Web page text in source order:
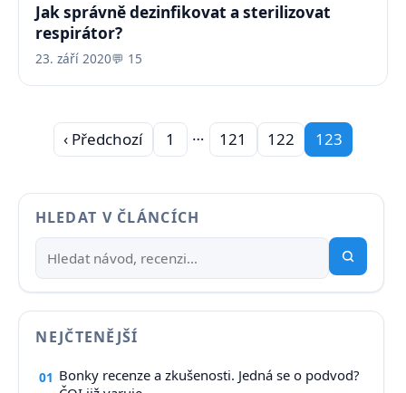
Jak správně dezinfikovat a sterilizovat
respirátor?
23. září 2020💬 15
‹ Předchozí 1 … 121 122 123
HLEDAT V ČLÁNCÍCH
NEJČTENĚJŠÍ
01 Bonky recenze a zkušenosti. Jedná se o podvod?